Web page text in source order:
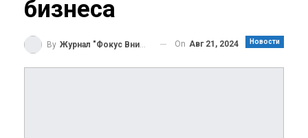
бизнеса
Новости
By Журнал "Фокус Внимания" On Авг 21, 2024